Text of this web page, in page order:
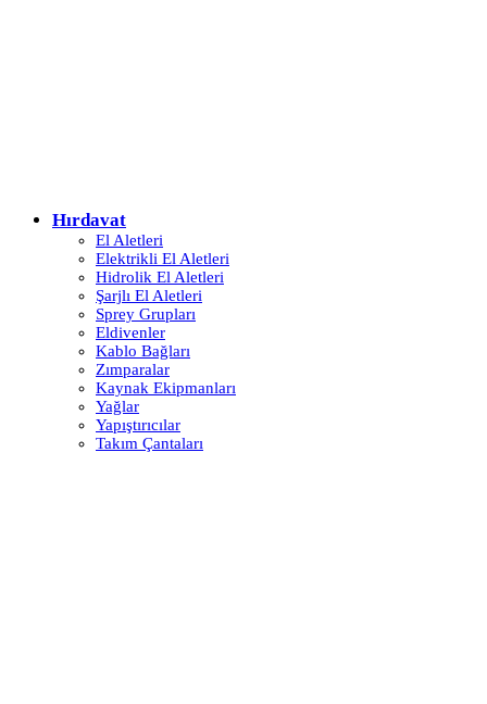
Hırdavat
El Aletleri
Elektrikli El Aletleri
Hidrolik El Aletleri
Şarjlı El Aletleri
Sprey Grupları
Eldivenler
Kablo Bağları
Zımparalar
Kaynak Ekipmanları
Yağlar
Yapıştırıcılar
Takım Çantaları